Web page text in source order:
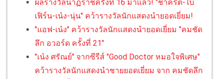
ผลรางวัลนาฏราชครั้งที่ 16 มาแล้ว! "ชาคริต-ใบ
เฟิร์น-เน๋ง-นุ่น" คว้ารางวัลนักแสดงนำยอดเยี่ยม!
"แอฟ-เน๋ง" คว้ารางวัลนักแสดงนำยอดเยี่ยม "คมชัด
ลึก อวอร์ด ครั้งที่ 21"
"เน๋ง ศรัณย์" จากซีรีส์ "Good Doctor หมอใจพิเศษ"
คว้ารางวัลนักแสดงนำชายยอดเยี่ยม จาก คมชัดลึก